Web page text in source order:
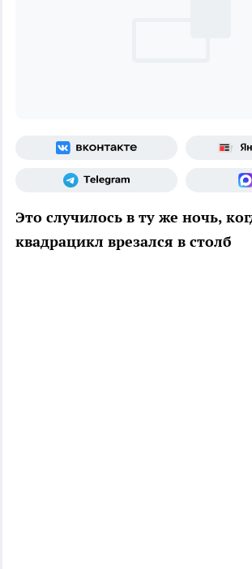
Это случилось в ту же ночь,
квадрацикл врезался в столб